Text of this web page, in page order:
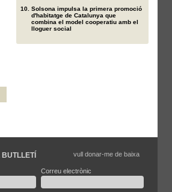
Solsona impulsa la primera promoció
d'habitatge de Catalunya que
combina el model cooperatiu amb el
lloguer social
Correu electrònic
vull donar-me de baixa